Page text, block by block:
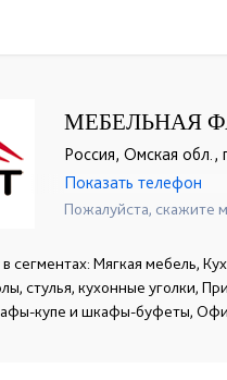
МЕБЕЛЬНАЯ
Россия, Омская обл.,
☎+7 (3812) 90-27-89
Показать телефон
Пожалуйста, скажите
сегментах: Мягкая мебель,
стулья, кухонные уголки,
купе и шкафы-буфеты,